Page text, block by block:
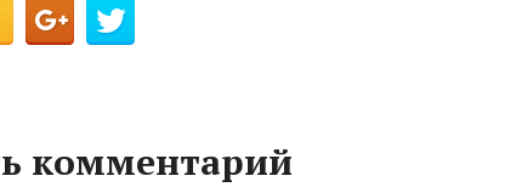
комментарий